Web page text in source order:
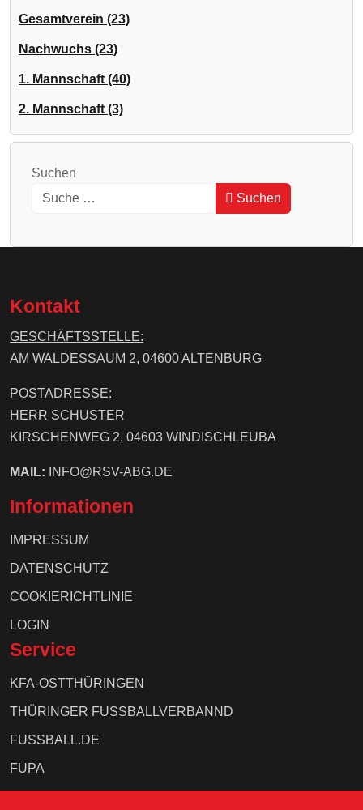
Gesamtverein (23)
Nachwuchs (23)
1. Mannschaft (40)
2. Mannschaft (3)
Suchen
Suchen
Kontakt
GESCHÄFTSSTELLE:
AM WALDESSAUM 2, 04600 ALTENBURG
POSTADRESSE:
HERR SCHUSTER
KIRSCHENWEG 2, 04603 WINDISCHLEUBA
MAIL: INFO@RSV-ABG.DE
Informationen
IMPRESSUM
DATENSCHUTZ
COOKIERICHTLINIE
LOGIN
Service
KFA-OSTTHÜRINGEN
THÜRINGER FUSSBALLVERBANND
FUSSBALL.DE
FUPA